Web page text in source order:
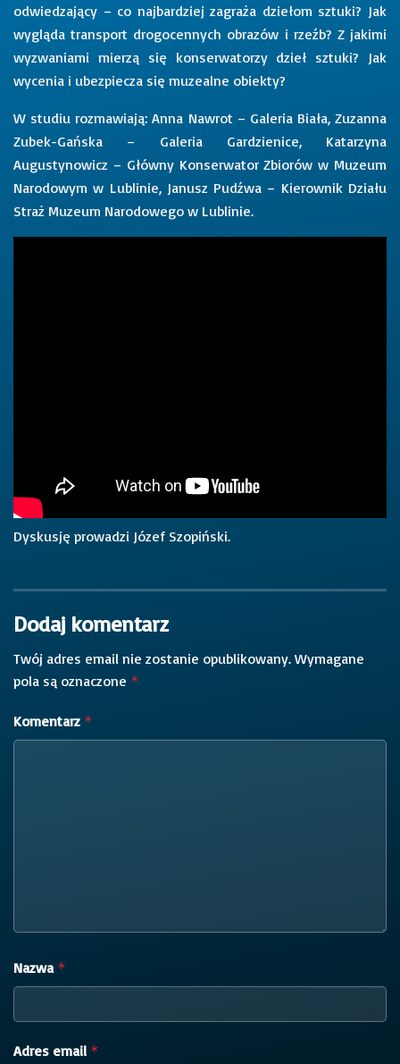
odwiedzający – co najbardziej zagraża dziełom sztuki? Jak
wygląda transport drogocennych obrazów i rzeźb? Z jakimi
wyzwaniami mierzą się konserwatorzy dzieł sztuki? Jak
wycenia i ubezpiecza się muzealne obiekty?
W studiu rozmawiają: Anna Nawrot – Galeria Biała, Zuzanna
Zubek-Gańska – Galeria Gardzienice, Katarzyna
Augustynowicz – Główny Konserwator Zbiorów w Muzeum
Narodowym w Lublinie, Janusz Pudźwa – Kierownik Działu
Straż Muzeum Narodowego w Lublinie.
Dyskusję prowadzi Józef Szopiński.
Dodaj komentarz
Twój adres email nie zostanie opublikowany. Wymagane
pola są oznaczone *
Komentarz *
Nazwa *
Adres email *